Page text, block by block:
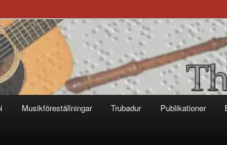
Musikföreställningar Trubadur Publikationer